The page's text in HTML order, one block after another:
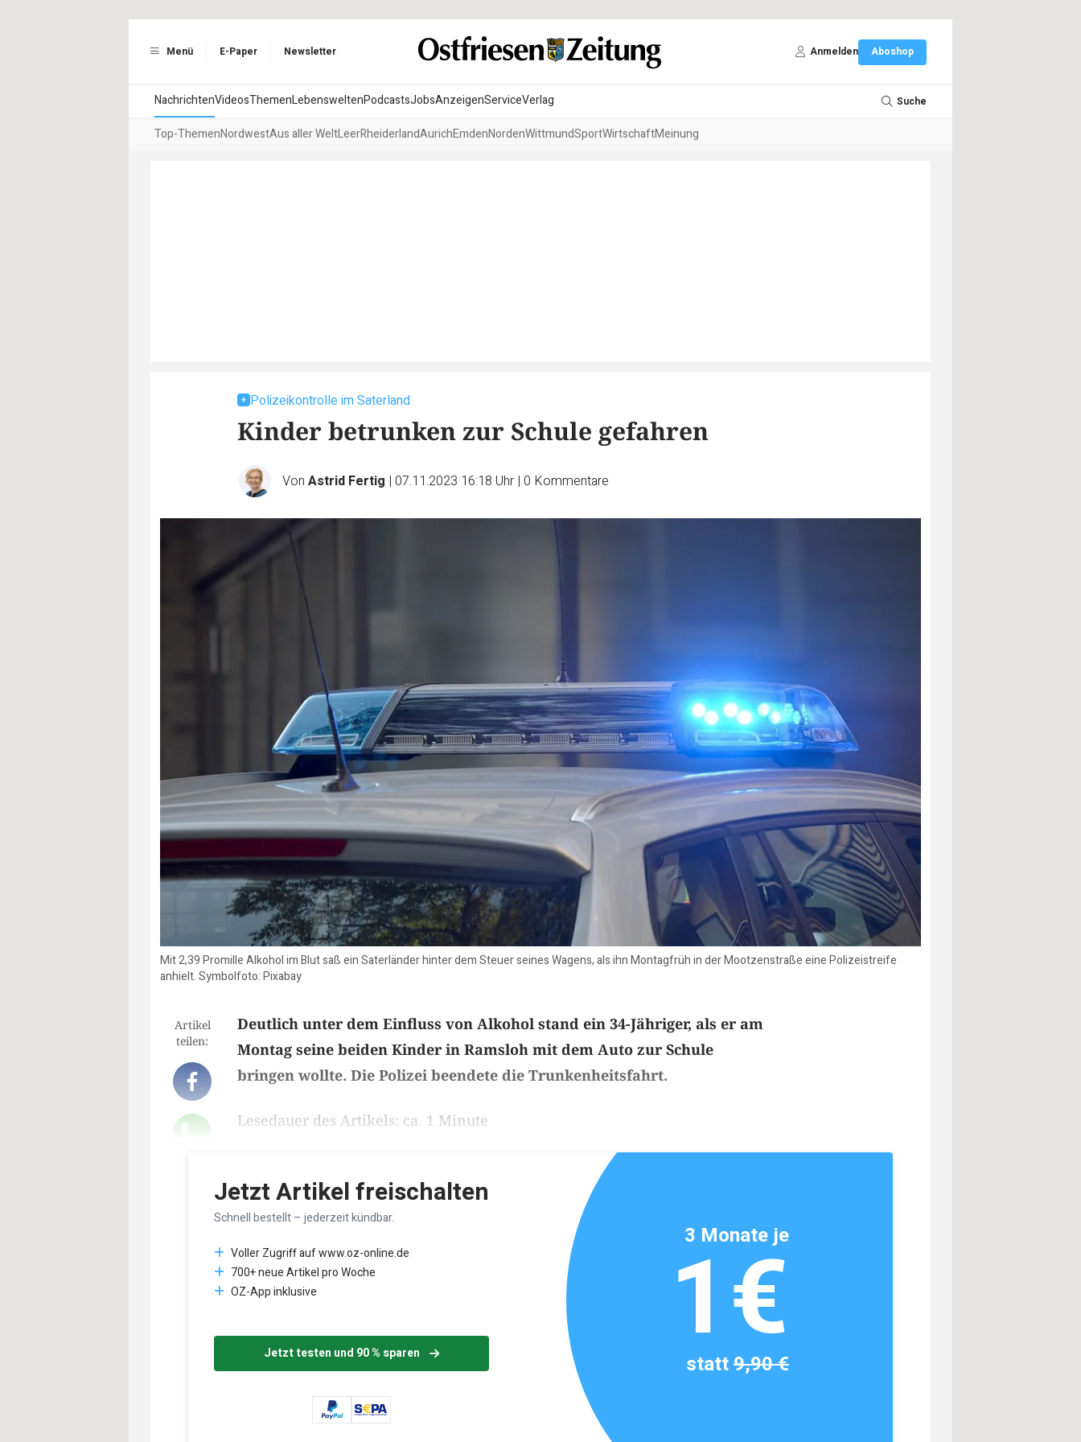
Menü E-Paper Newsletter Anmelden Aboshop
NachrichtenVideosThemenLebensweltenPodcastsJobsAnzeigenServiceVerlag Suche
Top-ThemenNordwestAus aller WeltLeerRheiderlandAurichEmdenNordenWittmundSportWirtschaftMeinung
Polizeikontrolle im Saterland
Kinder betrunken zur Schule gefahren
Von Astrid Fertig | 07.11.2023 16:18 Uhr | 0 Kommentare
Mit 2,39 Promille Alkohol im Blut saß ein Saterländer hinter dem Steuer seines Wagens, als ihn Montagfrüh in der Mootzenstraße eine Polizeistreife
anhielt. Symbolfoto: Pixabay
Artikel
teilen:
Deutlich unter dem Einfluss von Alkohol stand ein 34-Jähriger, als er am
Montag seine beiden Kinder in Ramsloh mit dem Auto zur Schule
bringen wollte. Die Polizei beendete die Trunkenheitsfahrt.
Lesedauer des Artikels: ca. 1 Minute
Jetzt Artikel freischalten
Schnell bestellt – jederzeit kündbar.
Voller Zugriff auf www.oz-online.de
700+ neue Artikel pro Woche
OZ-App inklusive
Jetzt testen und 90 % sparen
3 Monate je
1€
statt9,90 €